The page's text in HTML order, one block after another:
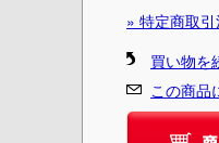
» 特定商取
買い物を
この商品